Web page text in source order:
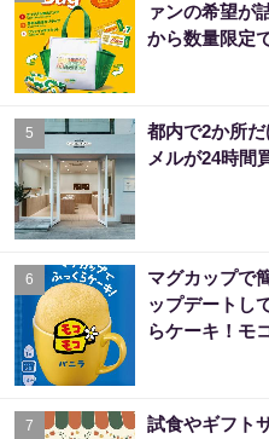
ァンの希望が
から数量限定
5
都内で2か所
メルが24時間
6
マグカップで
ップデートし
らケーキ！モ
7
試食やギフト